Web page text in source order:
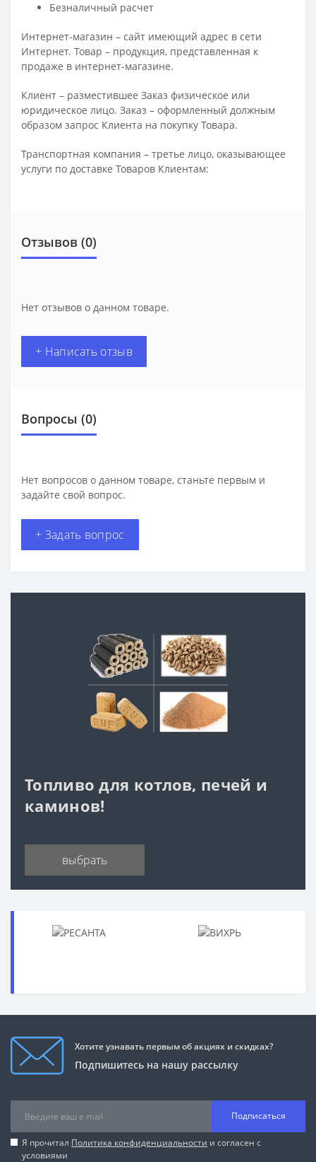
Безналичный расчет
Интернет-магазин – сайт имеющий адрес в сети
Интернет. Товар – продукция, представленная к
продаже в интернет-магазине.
Клиент – разместившее Заказ физическое или
юридическое лицо. Заказ – оформленный должным
образом запрос Клиента на покупку Товара.
Транспортная компания – третье лицо, оказывающее
услуги по доставке Товаров Клиентам:
Отзывов (0)
Нет отзывов о данном товаре.
+ Написать отзыв
Вопросы (0)
Нет вопросов о данном товаре, станьте первым и
задайте свой вопрос.
+ Задать вопрос
Топливо для котлов, печей и
каминов!
выбрать
Хотите узнавать первым об акциях и скидках?
Подпишитесь на нашу рассылку
Подписаться
Я прочитал Политика конфиденциальности и согласен с
условиями